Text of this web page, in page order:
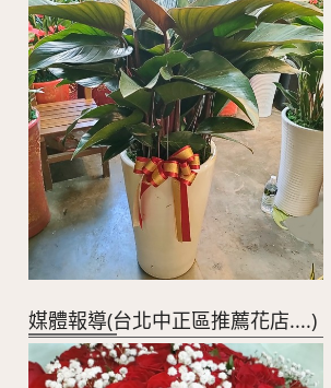
媒體報導(台北中正區推薦花店....)